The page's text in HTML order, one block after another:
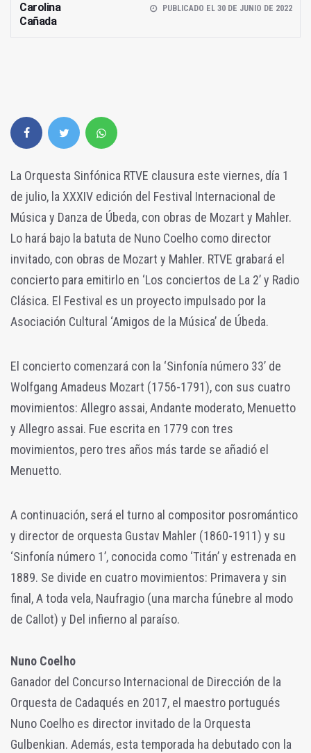
Carolina
Cañada
PUBLICADO EL 30 DE JUNIO DE 2022
La Orquesta Sinfónica RTVE clausura este viernes, día 1
de julio, la XXXIV edición del Festival Internacional de
Música y Danza de Úbeda, con obras de Mozart y Mahler.
Lo hará bajo la batuta de Nuno Coelho como director
invitado, con obras de Mozart y Mahler. RTVE grabará el
concierto para emitirlo en ‘Los conciertos de La 2’ y Radio
Clásica. El Festival es un proyecto impulsado por la
Asociación Cultural ‘Amigos de la Música’ de Úbeda.
El concierto comenzará con la ‘Sinfonía número 33’ de
Wolfgang Amadeus Mozart (1756-1791), con sus cuatro
movimientos: Allegro assai, Andante moderato, Menuetto
y Allegro assai. Fue escrita en 1779 con tres
movimientos, pero tres años más tarde se añadió el
Menuetto.
A continuación, será el turno al compositor posromántico
y director de orquesta Gustav Mahler (1860-1911) y su
‘Sinfonía número 1’, conocida como ‘Titán’ y estrenada en
1889. Se divide en cuatro movimientos: Primavera y sin
final, A toda vela, Naufragio (una marcha fúnebre al modo
de Callot) y Del infierno al paraíso.
Nuno Coelho
Ganador del Concurso Internacional de Dirección de la
Orquesta de Cadaqués en 2017, el maestro portugués
Nuno Coelho es director invitado de la Orquesta
Gulbenkian. Además, esta temporada ha debutado con la